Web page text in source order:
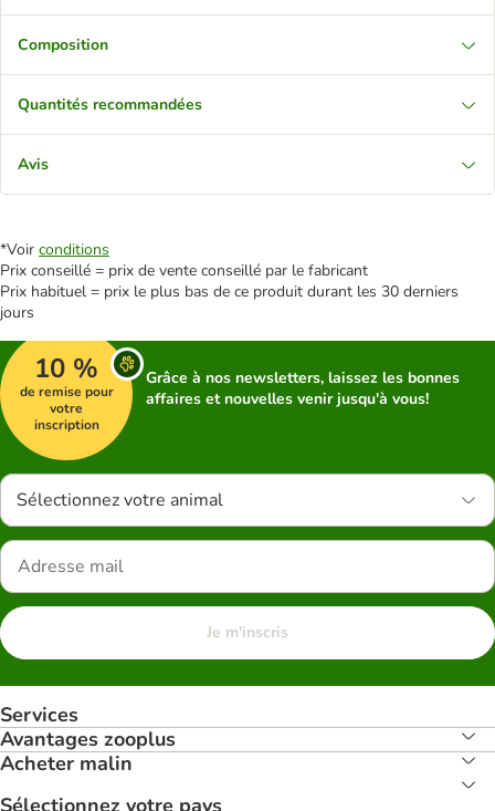
Composition
Quantités recommandées
Avis
*Voir conditions
Prix conseillé = prix de vente conseillé par le fabricant
Prix habituel = prix le plus bas de ce produit durant les 30 derniers
jours
10 %
de remise pour
votre
inscription
Grâce à nos newsletters, laissez les bonnes
affaires et nouvelles venir jusqu'à vous!
Sélectionnez votre animal
Je m'inscris
Services
Avantages zooplus
Acheter malin
Sélectionnez votre pays